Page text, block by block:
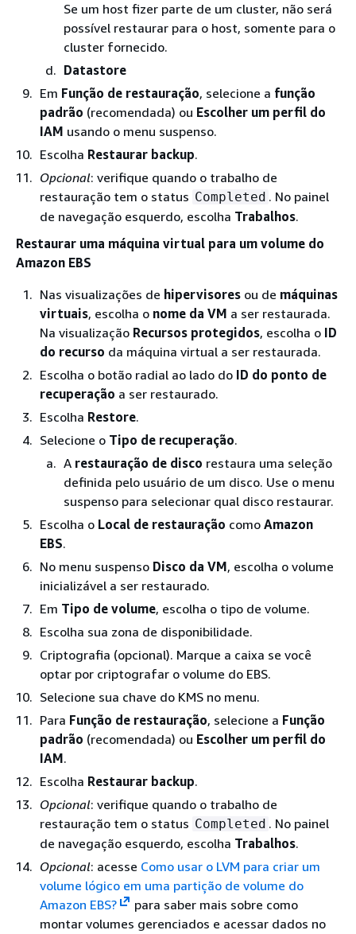
Se um host fizer parte de um cluster, não será
possível restaurar para o host, somente para o
cluster fornecido.
Datastore
Em Função de restauração, selecione a função
padrão (recomendada) ou Escolher um perfil do
IAM usando o menu suspenso.
Escolha Restaurar backup.
Opcional: verifique quando o trabalho de
restauração tem o status Completed . No painel
de navegação esquerdo, escolha Trabalhos.
Restaurar uma máquina virtual para um volume do
Amazon EBS
Nas visualizações de hipervisores ou de máquinas
virtuais, escolha o nome da VM a ser restaurada.
Na visualização Recursos protegidos, escolha o ID
do recurso da máquina virtual a ser restaurada.
Escolha o botão radial ao lado do ID do ponto de
recuperação a ser restaurado.
Escolha Restore.
Selecione o Tipo de recuperação.
A restauração de disco restaura uma seleção
definida pelo usuário de um disco. Use o menu
suspenso para selecionar qual disco restaurar.
Escolha o Local de restauração como Amazon
EBS.
No menu suspenso Disco da VM, escolha o volume
inicializável a ser restaurado.
Em Tipo de volume, escolha o tipo de volume.
Escolha sua zona de disponibilidade.
Criptografia (opcional). Marque a caixa se você
optar por criptografar o volume do EBS.
Selecione sua chave do KMS no menu.
Para Função de restauração, selecione a Função
padrão (recomendada) ou Escolher um perfil do
IAM.
Escolha Restaurar backup.
Opcional: verifique quando o trabalho de
restauração tem o status Completed . No painel
de navegação esquerdo, escolha Trabalhos.
Opcional: acesse Como usar o LVM para criar um
volume lógico em uma partição de volume do
Amazon EBS?
para saber mais sobre como
montar volumes gerenciados e acessar dados no